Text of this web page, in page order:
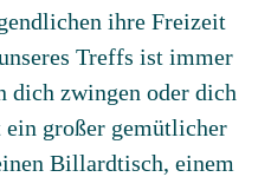
ihre Freizeit
Treffs ist immer
zwingen oder dich
großer gemütlicher
Billardtisch, einem